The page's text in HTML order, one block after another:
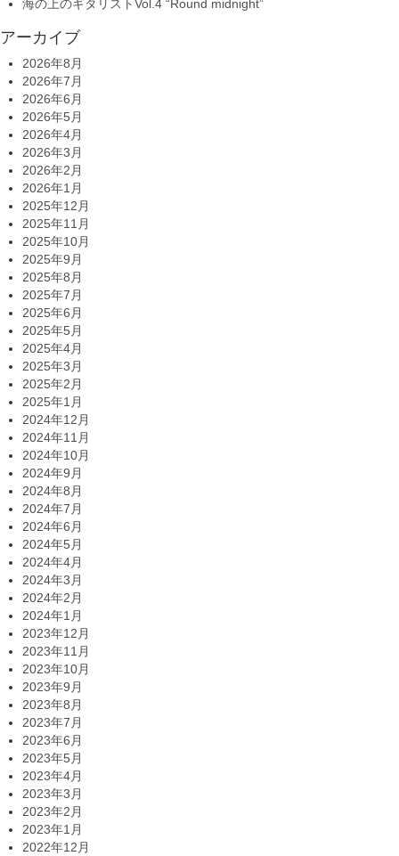
海の上のギタリストVol.4 “Round midnight”
アーカイブ
2026年8月
2026年7月
2026年6月
2026年5月
2026年4月
2026年3月
2026年2月
2026年1月
2025年12月
2025年11月
2025年10月
2025年9月
2025年8月
2025年7月
2025年6月
2025年5月
2025年4月
2025年3月
2025年2月
2025年1月
2024年12月
2024年11月
2024年10月
2024年9月
2024年8月
2024年7月
2024年6月
2024年5月
2024年4月
2024年3月
2024年2月
2024年1月
2023年12月
2023年11月
2023年10月
2023年9月
2023年8月
2023年7月
2023年6月
2023年5月
2023年4月
2023年3月
2023年2月
2023年1月
2022年12月